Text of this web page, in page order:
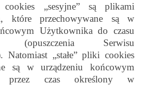
cookies „sesyjne” są plikami
które przechowywane są w
Użytkownika do czasu
(opuszczenia Serwisu
Natomiast „stałe” pliki cookies
są w urządzeniu końcowym
przez czas określony w